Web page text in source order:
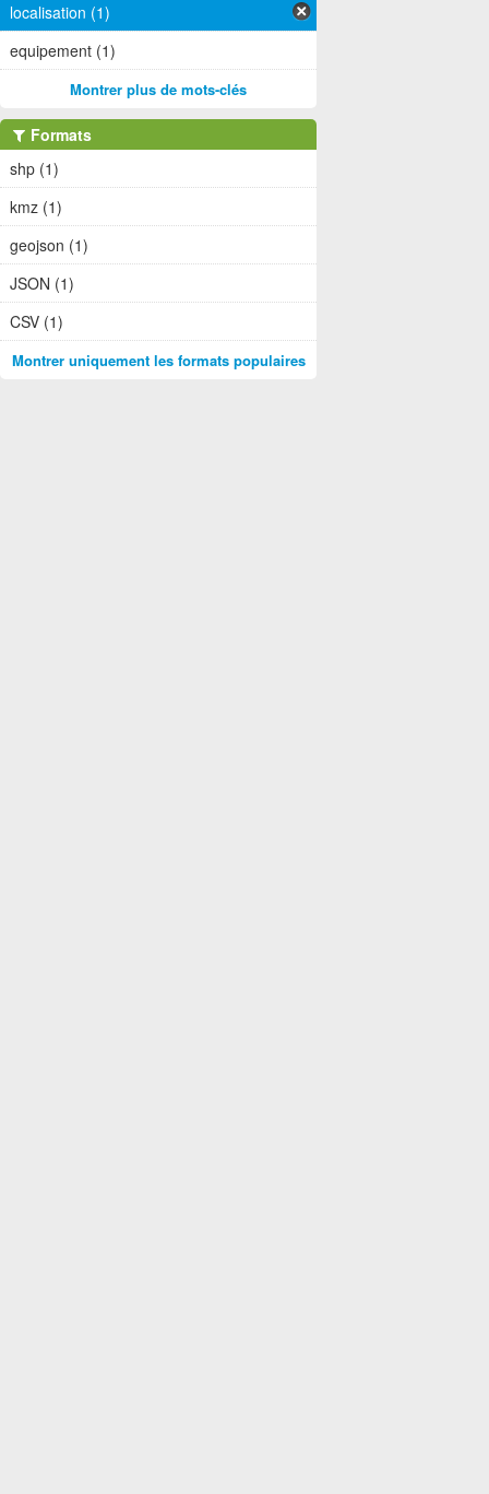
localisation (1)
equipement (1)
Montrer plus de mots-clés
Formats
shp (1)
kmz (1)
geojson (1)
JSON (1)
CSV (1)
Montrer uniquement les formats populaires